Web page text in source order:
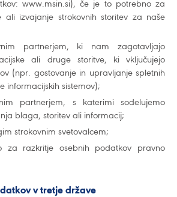
www.msin.si), če je to potrebno za
ali izvajanje strokovnih storitev za naše
partnerjem, ki nam zagotavljajo
ali druge storitve, ki vključujejo
(npr. gostovanje in upravljanje spletnih
informacijskih sistemov);
partnerjem, s katerimi sodelujemo
blaga, storitev ali informacij;
strokovnim svetovalcem;
za razkritje osebnih podatkov pravno
v tretje države